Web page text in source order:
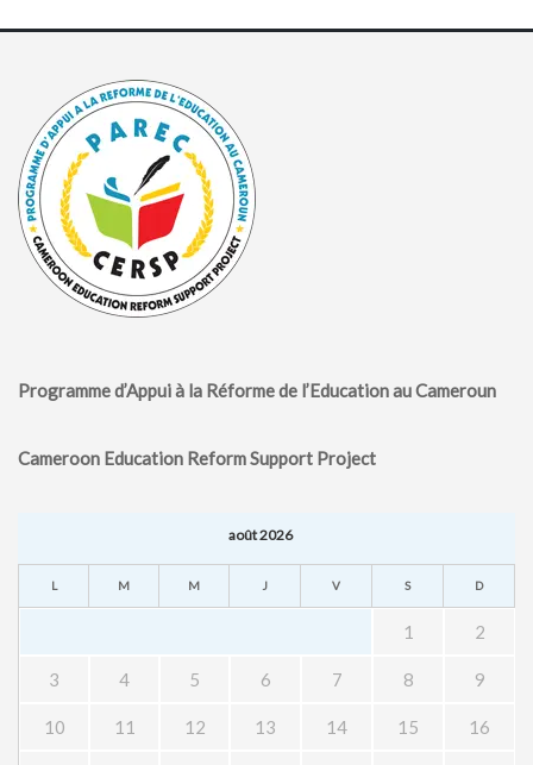
Programme d’Appui à la Réforme de l’Education au Cameroun
Cameroon Education Reform Support Project
août 2026
L M M J V S D
1 2
3 4 5 6 7 8 9
10 11 12 13 14 15 16